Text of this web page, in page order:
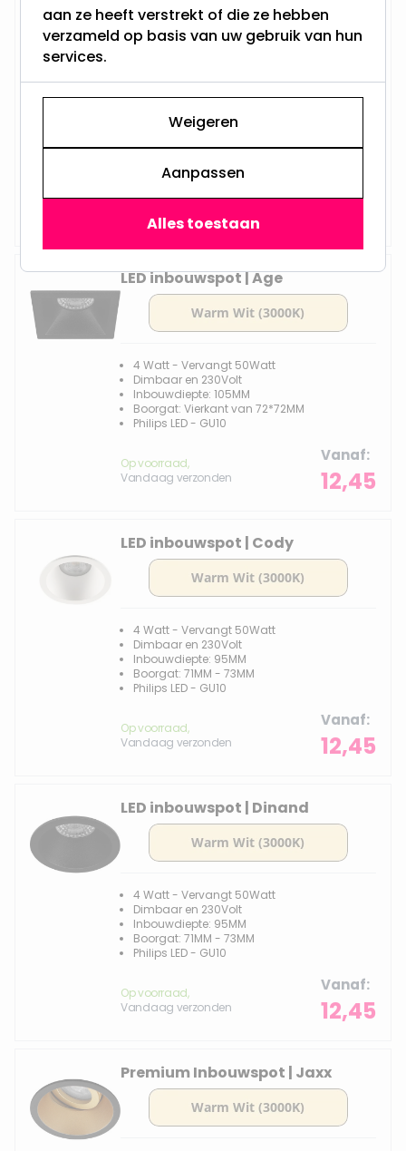
Premium Inbouwspot | Kass
4 Watt - Vervangt 50Watt
Dimbaar en 230Volt
Inbouwdiepte: 90MM
Boorgat: 80MM
Op voorraad,
LED inbouwspot | Age
4 Watt - Vervangt 50Watt
Dimbaar en 230Volt
Inbouwdiepte: 105MM
Boorgat: Vierkant van 72*72MM
Philips LED - GU10
Op voorraad,
Vandaag verzonden
Vanaf
12,45
LED inbouwspot | Cody
4 Watt - Vervangt 50Watt
Dimbaar en 230Volt
Inbouwdiepte: 95MM
Boorgat: 71MM - 73MM
Philips LED - GU10
Op voorraad,
Vandaag verzonden
Vanaf
12,45
LED inbouwspot | Dinand
4 Watt - Vervangt 50Watt
Dimbaar en 230Volt
Inbouwdiepte: 95MM
Boorgat: 71MM - 73MM
Philips LED - GU10
Op voorraad,
Vandaag verzonden
Vanaf
12,45
Premium Inbouwspot | Jaxx
aan ze heeft verstrekt of die ze hebben
verzameld op basis van uw gebruik van hun
services.
Weigeren
Aanpassen
Alles toestaan